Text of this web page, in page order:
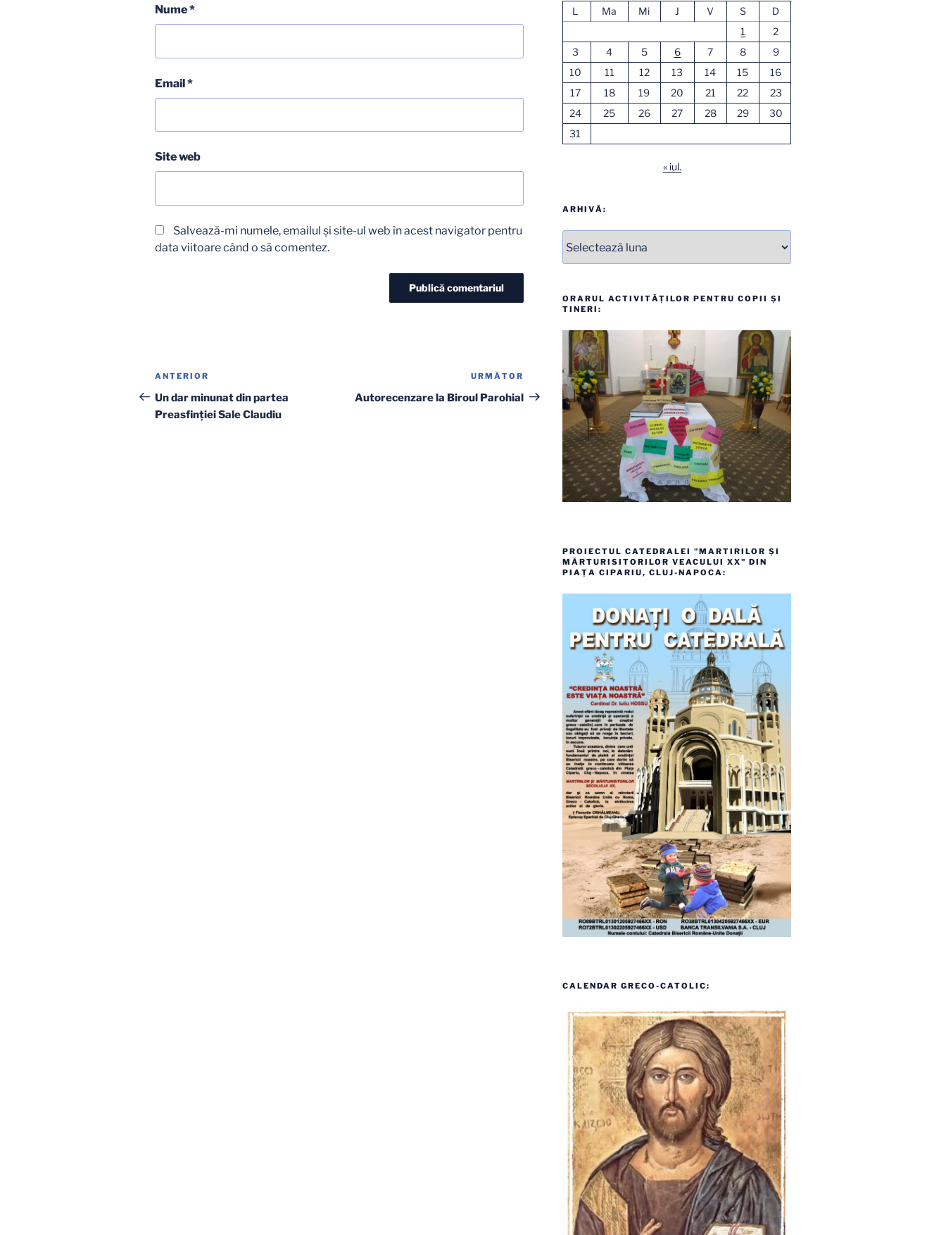
Nume*
Email*
Site web
Salvează-mi numele, emailul și site-ul web în acest navigator pentru
data viitoare când o să comentez.
Navigare
în
articole
Articolul
anterior
ANTERIOR
Un dar minunat din partea
Preasfinţiei Sale Claudiu
Articolul
următor
URMĂTOR
Autorecenzare la Biroul Parohial
L
Ma Mi J V S
D
1
2
3
4 5 6 7 8
9
10
11 12 13 14 15
16
17
18 19 20 21 22
23
24
25 26 27 28 29
30
31
« iul.
ARHIVĂ:
ORARUL ACTIVITĂȚILOR PENTRU COPII ȘI
TINERI:
PROIECTUL CATEDRALEI "MARTIRILOR ȘI
MĂRTURISITORILOR VEACULUI XX" DIN
PIAȚA CIPARIU, CLUJ-NAPOCA:
CALENDAR GRECO-CATOLIC: